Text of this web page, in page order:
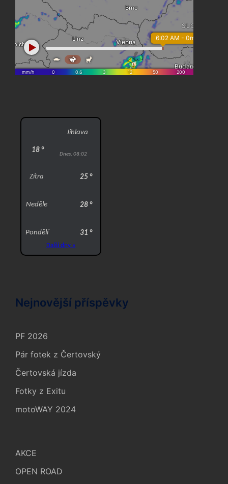
Nejnovější příspěvky
PF 2026
Pár fotek z Čertovský
Čertovská jízda
Fotky z Exitu
motoWAY 2024
AKCE
OPEN ROAD